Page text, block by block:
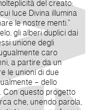
del creato:
luce Divina illumina
le nostre menti.”
gli alberi duplici dai
unione degli
caro
a partire da un
le unioni di due
– dello
che, unendo parola,